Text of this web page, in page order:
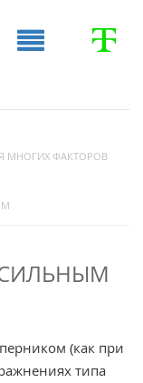
МНОГИХ ФАКТОРОВ
СИЛЬНЫМ
(как при
типа